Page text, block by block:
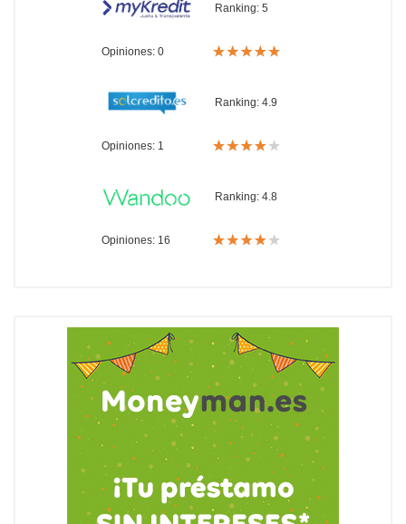
Ranking: 5
Opiniones: 0
Ranking: 4.9
Opiniones: 1
Ranking: 4.8
Opiniones: 16